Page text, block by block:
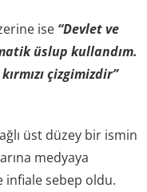
ise “Devlet ve
üslup kullandım.
çizgimizdir”
üst düzey bir ismin
medyaya
infiale sebep oldu.